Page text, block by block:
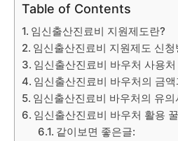
Table of Contents
임신출산진료비 지원제도란?
임신출산진료비 지원제도 신청
임신출산진료비 바우처 사용처
임신출산진료비 바우처의 금
임신출산진료비 바우처의 유의
임신출산진료비 바우처 활용
같이보면 좋은글: